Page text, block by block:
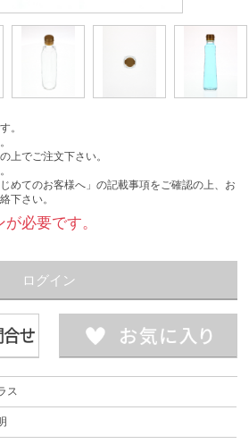
。
上でご注文下さい。
めてのお客様へ」の記載事項をご確認の上、お
下さい。
必要です。
ログイン
ス